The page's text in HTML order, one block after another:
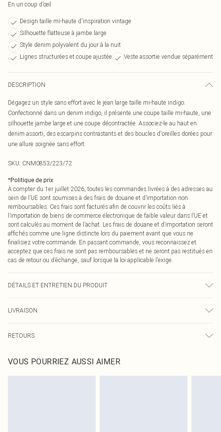
En un coup d’œil
Design taille mi-haute d'inspiration vintage
Silhouette flatteuse à jambe large
Style denim polyvalent du jour à la nuit
Lignes structurées et coupe ajustée
Veste assortie vendue séparément
DESCRIPTION
Dégagez un style sans effort avec le jean large taille mi-haute indigo.
Confectionné dans un denim indigo, il présente une coupe taille mi-haute, une
silhouette jambe large et une coupe décontractée. Associez-le au haut en
denim assorti, des escarpins contrastants et des boucles d'oreilles dorées pour
une allure soignée sans effort.
SKU: CNM0853/223/72
*Politique de prix
À compter du 1er juillet 2026, toutes les commandes livrées à des adresses au
sein de l’UE sont soumises à des frais de douane et d’importation non
remboursables. Ces frais sont facturés afin de couvrir les coûts liés à
l’importation de biens de commerce électronique de faible valeur dans l’UE et
sont calculés au moment de l’achat. Les frais de douane et d’importation seront
affichés comme une ligne distincte lors du paiement avant que vous ne
finalisiez votre commande. En passant commande, vous reconnaissez et
acceptez que ces frais ne sont pas remboursables et ne seront pas restitués en
cas de retour ou d’échange, sauf lorsque la loi applicable l’exige.
DÉTAILS ET ENTRETIEN DU PRODUIT
déteindre.
LIVRAISON
Livraison express France
Jusqu'à 2-3 jours ouvrables
RETOURS
pour nous retourner un article.
Veuillez noter que nous ne pouvons pas rembourser les masques tendance, les
VOUS POURRIEZ AUSSI AIMER